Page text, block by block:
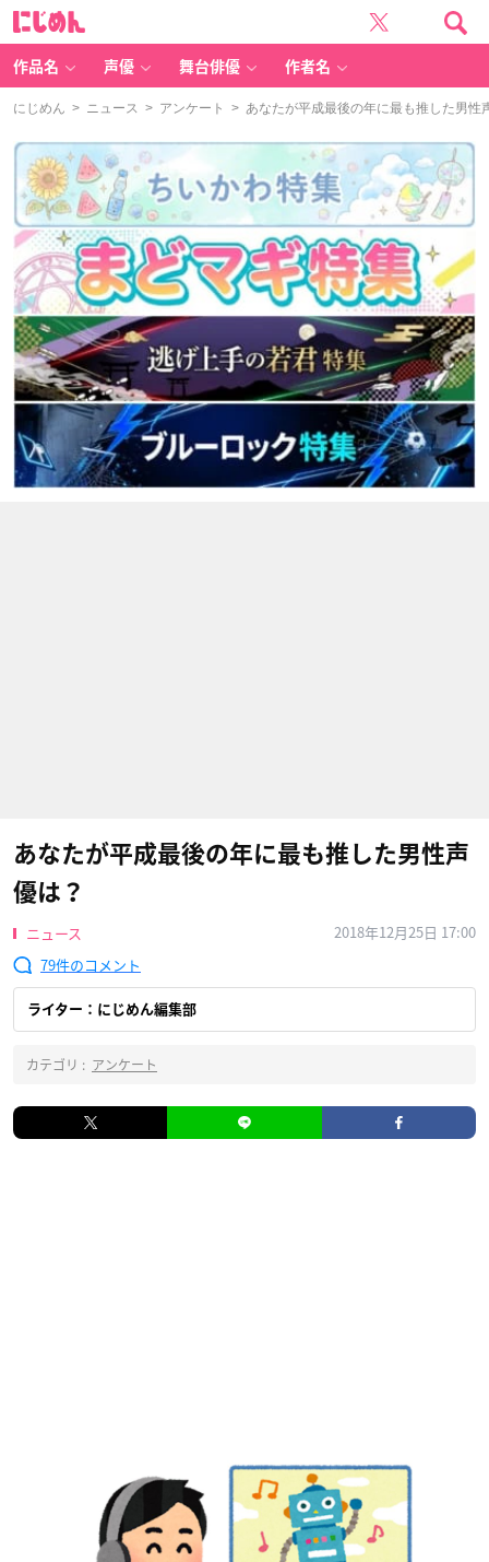
作品名 声優 舞台俳優 作者名
にじめん > ニュース > アンケート > あなたが平成最後の年に最も推した男性
あなたが平成最後の年に最も推した男性声
優は？
ニュース
2018年12月25日 17:00
79
ライター：にじめん編集部
カテゴリ : アンケート